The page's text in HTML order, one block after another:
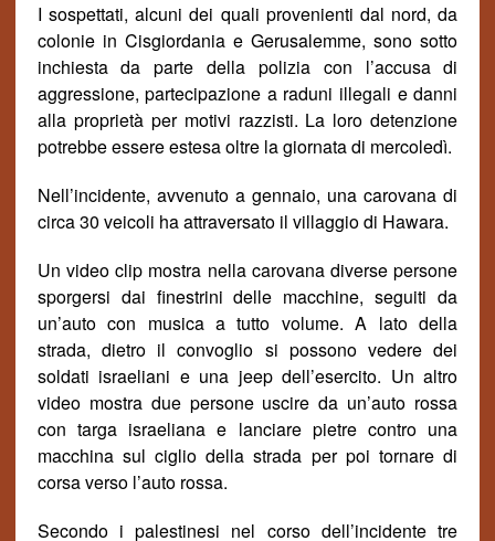
I sospettati, alcuni dei quali provenienti dal nord, da
colonie in Cisgiordania e Gerusalemme, sono sotto
inchiesta da parte della polizia con l’accusa di
aggressione, partecipazione a raduni illegali e danni
alla proprietà per motivi razzisti. La loro detenzione
potrebbe essere estesa oltre la giornata di mercoledì.
Nell’incidente, avvenuto a gennaio, una carovana di
circa 30 veicoli ha attraversato il villaggio di Hawara.
Un video clip mostra nella carovana diverse persone
sporgersi dai finestrini delle macchine, seguiti da
un’auto con musica a tutto volume. A lato della
strada, dietro il convoglio si possono vedere dei
soldati israeliani e una jeep dell’esercito. Un altro
video mostra due persone uscire da un’auto rossa
con targa israeliana e lanciare pietre contro una
macchina sul ciglio della strada per poi tornare di
corsa verso l’auto rossa.
Secondo i palestinesi nel corso dell’incidente tre